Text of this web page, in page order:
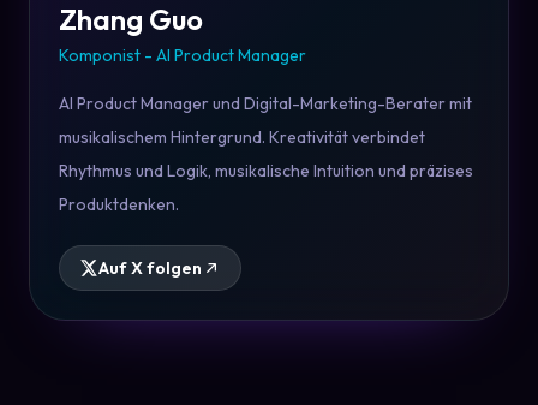
Zhang Guo
Komponist - AI Product Manager
AI Product Manager und Digital-Marketing-Berater mit
musikalischem Hintergrund. Kreativität verbindet
Rhythmus und Logik, musikalische Intuition und präzises
Produktdenken.
Auf X folgen